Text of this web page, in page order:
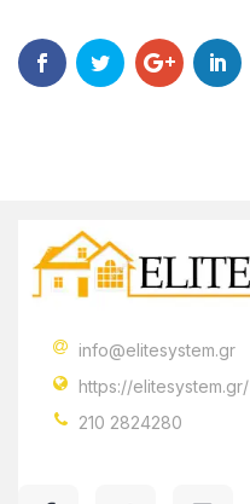
info@elitesystem.gr
https://elitesystem.gr/
210 2824280